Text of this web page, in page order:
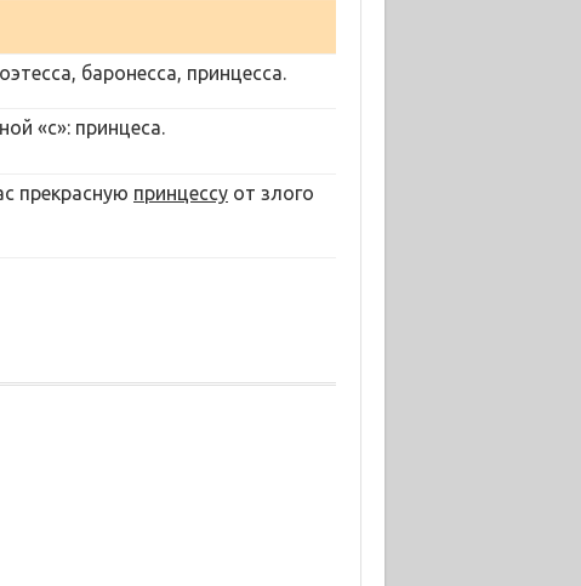
баронесса, принцесса.
«с»: принцеса.
прекрасную принцессу от злого